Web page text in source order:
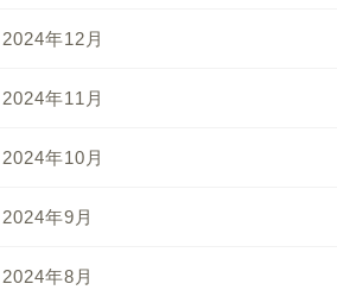
2024年12月
2024年11月
2024年10月
2024年9月
2024年8月